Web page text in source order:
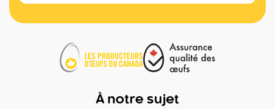
À notre sujet